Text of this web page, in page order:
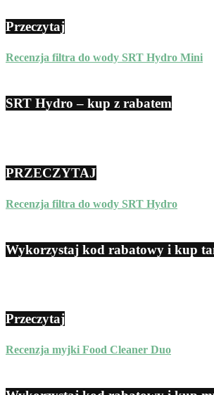
Przeczytaj
Recenzja filtra do wody SRT Hydro Mini
SRT Hydro – kup z rabatem
PRZECZYTAJ
Recenzja filtra do wody SRT Hydro
Wykorzystaj kod rabatowy i kup
Przeczytaj
Recenzja myjki Food Cleaner Duo